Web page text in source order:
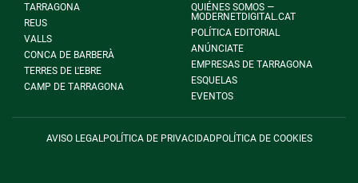
TARRAGONA
REUS
VALLS
CONCA DE BARBERÀ
TERRES DE L'EBRE
CAMP DE TARRAGONA
QUIÉNES SOMOS —
MODERNETDIGITAL.CAT
POLÍTICA EDITORIAL
ANÚNCIATE
EMPRESAS DE TARRAGONA
ESQUELAS
EVENTOS
AVISO LEGAL POLÍTICA DE PRIVACIDADPOLÍTICA DE COOKIES